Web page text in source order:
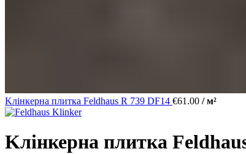
Kлінкерна плитка Feldhaus R 739 DF14 €61.00 / м²
Kлінкерна плитка